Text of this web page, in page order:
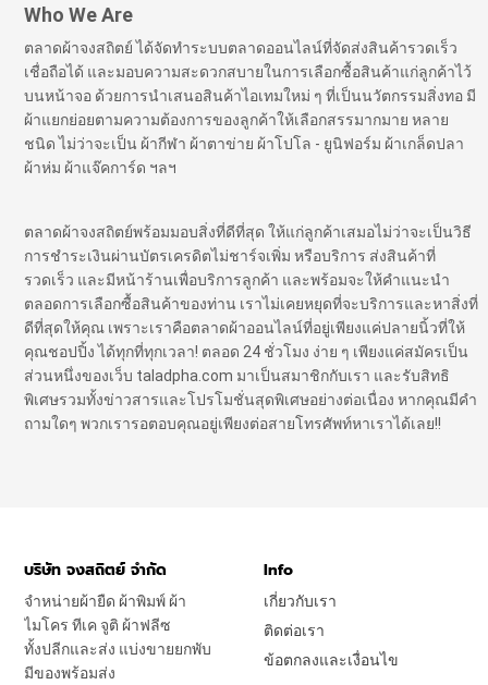
Who We Are
ตลาดผ้าจงสถิตย์ ได้จัดทำระบบตลาดออนไลน์ที่จัดส่งสินค้ารวดเร็ว
เชื่อถือได้ และมอบความสะดวกสบายในการเลือกซื้อสินค้าแก่ลูกค้าไว้
บนหน้าจอ ด้วยการนำเสนอสินค้าไอเทมใหม่ ๆ ที่เป็นนวัตกรรมสิ่งทอ มี
ผ้าแยกย่อยตามความต้องการของลูกค้าให้เลือกสรรมากมาย หลาย
ชนิด ไม่ว่าจะเป็น ผ้ากีฬา ผ้าตาข่าย ผ้าโปโล - ยูนิฟอร์ม ผ้าเกล็ดปลา
ผ้าห่ม ผ้าแจ๊คการ์ด ฯลฯ
ตลาดผ้าจงสถิตย์พร้อมมอบสิ่งที่ดีที่สุด ให้แก่ลูกค้าเสมอไม่ว่าจะเป็นวิธี
การชำระเงินผ่านบัตรเครดิตไม่ชาร์จเพิ่ม หรือบริการ ส่งสินค้าที่
รวดเร็ว และมีหน้าร้านเพื่อบริการลูกค้า และพร้อมจะให้คำแนะนำ
ตลอดการเลือกซื้อสินค้าของท่าน เราไม่เคยหยุดที่จะบริการและหาสิ่งที่
ดีที่สุดให้คุณ เพราะเราคือตลาดผ้าออนไลน์ที่อยู่เพียงแค่ปลายนิ้วที่ให้
คุณชอปปิ้ง ได้ทุกที่ทุกเวลา! ตลอด 24 ชั่วโมง ง่าย ๆ เพียงแค่สมัครเป็น
ส่วนหนึ่งของเว็บ taladpha.com มาเป็นสมาชิกกับเรา และรับสิทธิ
พิเศษรวมทั้งข่าวสารและโปรโมชั่นสุดพิเศษอย่างต่อเนื่อง หากคุณมีคำ
ถามใดๆ พวกเรารอตอบคุณอยู่เพียงต่อสายโทรศัพท์หาเราได้เลย!!
บริษัท จงสถิตย์ จำกัด
จำหน่ายผ้ายืด ผ้าพิมพ์ ผ้า
ไมโคร ทีเค จูติ ผ้าฟลีซ
ทั้งปลีกและส่ง แบ่งขายยกพับ
มีของพร้อมส่ง
Info
เกี่ยวกับเรา
ติดต่อเรา
ข้อตกลงและเงื่อนไข